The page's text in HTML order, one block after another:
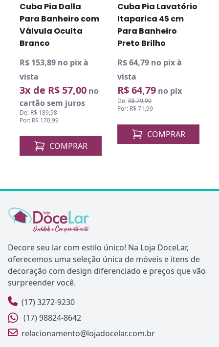
Cuba Pia Dalla
Para Banheiro com
Válvula Oculta
Branco
R$ 153,89 no pix à
vista
3x de R$ 57,00 no
cartão sem juros
De:R$ 189,98
Por: R$ 170,99
COMPRAR
Cuba Pia Lavatório
Itaparica 45 cm
Para Banheiro
Preto Brilho
R$ 64,79 no pix à
vista
R$ 64,79 no pix
De:R$ 79,99
Por: R$ 71,99
COMPRAR
Decore seu lar com estilo único! Na Loja DoceLar,
oferecemos uma seleção única de móveis e itens de
decoração com design diferenciado e preços que vão
surpreender você.
(17) 3272-9230
(17) 98824-8642
relacionamento@lojadocelar.com.br